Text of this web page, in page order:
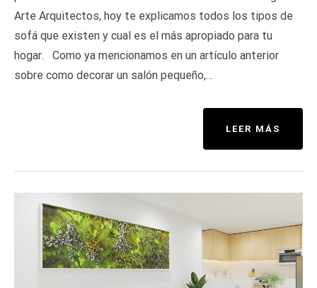
Arte Arquitectos, hoy te explicamos todos los tipos de
sofá que existen y cual es el más apropiado para tu
hogar. Como ya mencionamos en un artículo anterior
sobre como decorar un salón pequeño,…
LEER MÁS